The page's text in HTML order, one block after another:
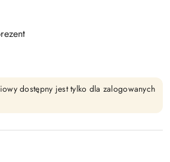
dostępny jest tylko dla zalogowanych